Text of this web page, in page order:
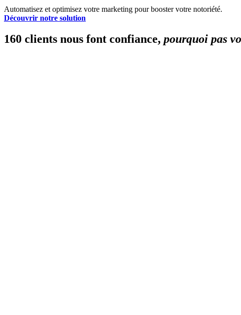
Automatisez et optimisez votre marketing pour booster votre notoriété.
Découvrir notre solution
160 clients nous font confiance, pourquoi pas